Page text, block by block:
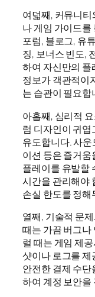
여덟째, 커뮤니
나 게임 가이드를
포럼, 블로그, 유
징, 보너스 빈도,
하여 자신만의
정보가 객관적이
는 습관이 필요합
아홉째, 심리적
럼 디자인이 귀
유도합니다. 사
이션 등은 즐거
플레이를 유발할
시간을 관리해야
손실 한도를 정
열째, 기술적 문
때는 가끔 버그나
럴 때는 게임 제
샷이나 로그를
안전한 결제 수단
하여 계정 보안을